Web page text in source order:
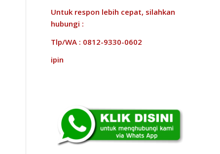
Untuk respon lebih cepat, silahkan
hubungi :
Tlp/WA : 0812-9330-0602
ipin